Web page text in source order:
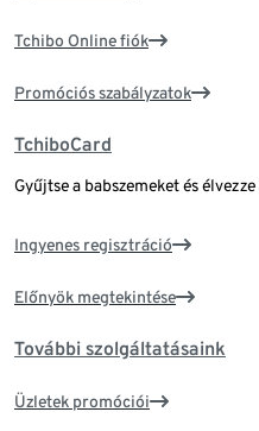
Tchibo Online fiók
Promóciós szabályzatok
TchiboCard
Gyűjtse a babszemeket és
Ingyenes regisztráció
Előnyök megtekintése
További szolgáltatásaink
Üzletek promóciói